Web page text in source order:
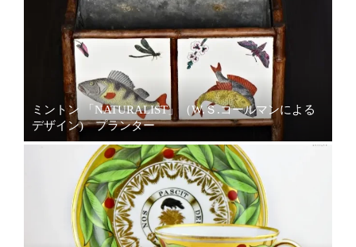
ミントン 「NATURALIST」（W.Ｓ.コールマンによる
デザイン) プランター